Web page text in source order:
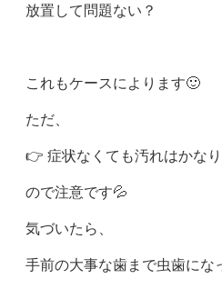
放置して問題ない？
これもケースによります🙂
ただ、
👉 症状なくても汚れはかな
ので注意です💦
気づいたら、
手前の大事な歯まで虫歯にな